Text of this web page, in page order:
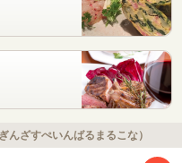
ざすぺいんばるまるこな）